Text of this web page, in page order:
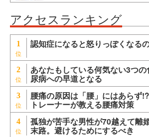
アクセスランキング
1 認知症になると怒りっぽくなる
2 あなたもしている何気ない3つ
尿病への早道となる
3 腰痛の原因は「腰」にはあら
トレーナーが教える腰痛対策
4 孤独が苦手な男性が70越えて離
末路。避けるためにするべき